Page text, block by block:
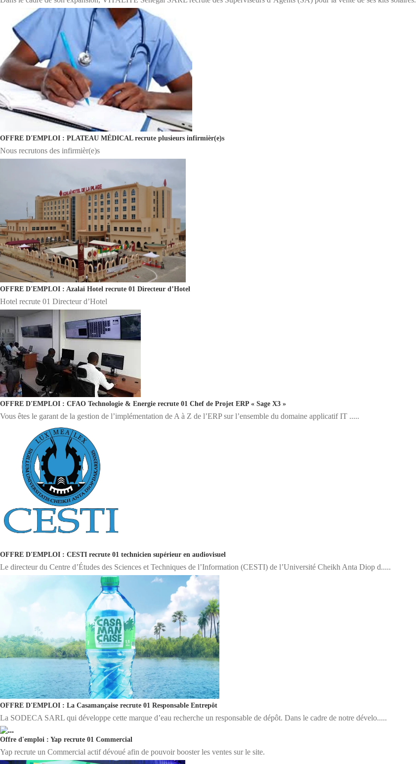
OFFRE D'EMPLOI : PLATEAU MÉDICAL recrute plusieurs infirmièr(e)s
Nous recrutons des infirmièr(e)s
OFFRE D'EMPLOI : Azalaï Hotel recrute 01 Directeur d’Hotel
Hotel recrute 01 Directeur d’Hotel
OFFRE D'EMPLOI : CFAO Technologie & Energie recrute 01 Chef de Projet ERP « Sage X3 »
Vous êtes le garant de la gestion de l’implémentation de A à Z de l’ERP sur l’ensemble du domaine applicatif IT .....
OFFRE D'EMPLOI : CESTI recrute 01 technicien supérieur en audiovisuel
Le directeur du Centre d’Études des Sciences et Techniques de l’Information (CESTI) de l’Université Cheikh Anta Diop d.....
OFFRE D'EMPLOI : La Casamançaise recrute 01 Responsable Entrepôt
La SODECA SARL qui développe cette marque d’eau recherche un responsable de dépôt. Dans le cadre de notre dévelo.....
Offre d'emploi : Yap recrute 01 Commercial
Yap recrute un Commercial actif dévoué afin de pouvoir booster les ventes sur le site.